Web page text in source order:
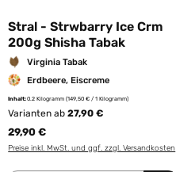
Stral - Strwbarry Ice Crm
200g Shisha Tabak
Virginia Tabak
Erdbeere, Eiscreme
Inhalt:0.2 Kilogramm(149,50 € / 1 Kilogramm)
Varianten ab 27,90 €
29,90 €
Preise inkl. MwSt. und ggf. zzgl. Versandkosten